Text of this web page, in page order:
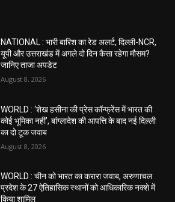
NATIONAL : भारी बारिश का रेड अलर्ट, दिल्ली-NCR,
यूपी और उत्तराखंड में अगले दो दिन कैसा रहेगा मौसम?
जानिए ताजा अपडेट
August 8, 2026
WORLD : ‘शेख हसीना की प्रेस कॉन्फ्रेंस में भारत की
कोई भूमिका नहीं’, बांग्लादेश की आपत्ति के बाद नई दिल्ली
का दो टूक जवाब
August 8, 2026
WORLD : चीन को भारत का करारा जवाब, अरुणाचल
प्रदेश के 27 ऐतिहासिक स्थानों को आधिकारिक नक्शे में
किया शामिल